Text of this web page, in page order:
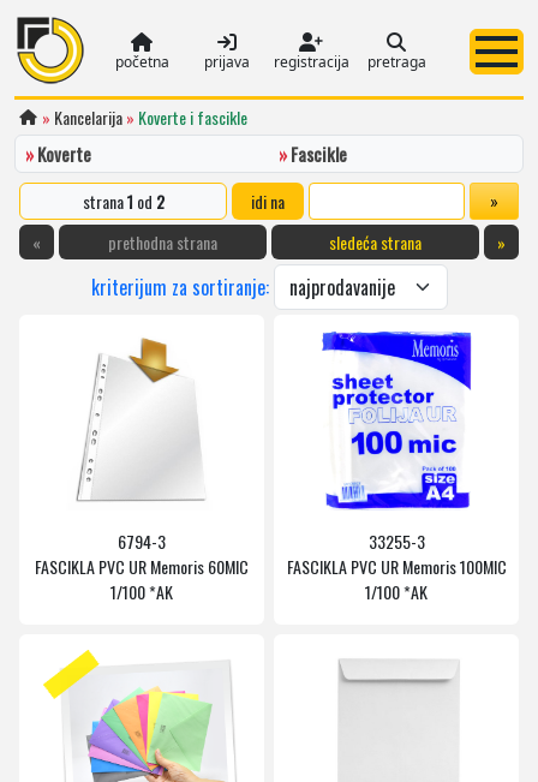
početna prijava registracija pretraga
» Kancelarija» Koverte i fascikle
»Koverte »Fascikle
strana1 od 2
idi na
«
prethodna strana sledeća strana »
kriterijum za sortiranje:
6794-3
FASCIKLA PVC UR Memoris 60MIC
1/100 *AK
33255-3
FASCIKLA PVC UR Memoris 100MIC
1/100 *AK